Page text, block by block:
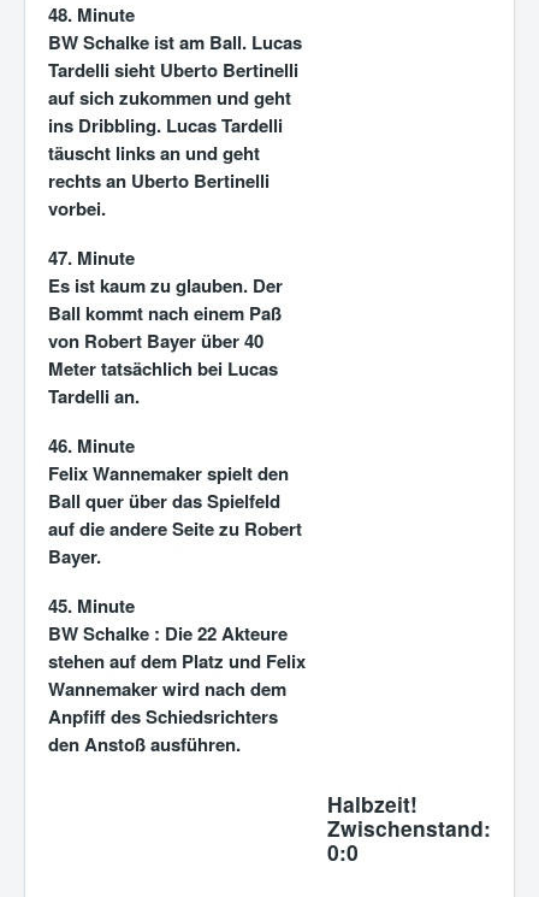
48. Minute
BW Schalke ist am Ball. Lucas
Tardelli sieht Uberto Bertinelli
auf sich zukommen und geht
ins Dribbling. Lucas Tardelli
täuscht links an und geht
rechts an Uberto Bertinelli
vorbei.
47. Minute
Es ist kaum zu glauben. Der
Ball kommt nach einem Paß
von Robert Bayer über 40
Meter tatsächlich bei Lucas
Tardelli an.
46. Minute
Felix Wannemaker spielt den
Ball quer über das Spielfeld
auf die andere Seite zu Robert
Bayer.
45. Minute
BW Schalke : Die 22 Akteure
stehen auf dem Platz und Felix
Wannemaker wird nach dem
Anpfiff des Schiedsrichters
den Anstoß ausführen.
Halbzeit!
Zwischenstand:
0:0